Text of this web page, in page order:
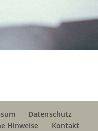
Datenschutz
Hinweise
Kontakt